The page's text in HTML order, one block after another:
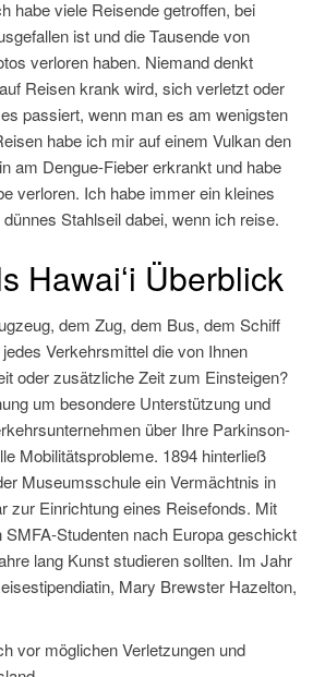
habe viele Reisende getroffen, bei
ist und die Tausende von
verloren haben. Niemand denkt
Reisen krank wird, sich verletzt oder
passiert, wenn man es am wenigsten
habe ich mir auf einem Vulkan den
am Dengue-Fieber erkrankt und habe
verloren. Ich habe immer ein kleines
Stahlseil dabei, wenn ich reise.
Hawaiʻi Überblick
dem Zug, dem Bus, dem Schiff
Verkehrsmittel die von Ihnen
oder zusätzliche Zeit zum Einsteigen?
um besondere Unterstützung und
über Ihre Parkinson-
Mobilitätsprobleme. 1894 hinterließ
Museumsschule ein Vermächtnis in
zur Einrichtung eines Reisefonds. Mit
SMFA-Studenten nach Europa geschickt
lang Kunst studieren sollten. Im Jahr
Mary Brewster Hazelton,
vor möglichen Verletzungen und